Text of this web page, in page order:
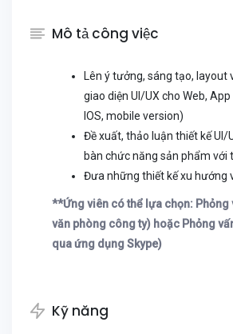
Mô tả công việc
Lên ý tưởng, sáng tạo, layout
giao diện UI/UX cho Web,
IOS, mobile version)
Đề xuất, thảo luận thiết kế UI/
bàn chức năng sản phẩm với
Đưa những thiết kế xu hướng
**Ứng viên có thể lựa chọn: Phỏng
văn phòng công ty) hoặc Phỏng
qua ứng dụng Skype)
Kỹ năng